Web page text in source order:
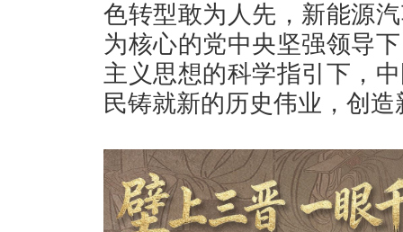
色转型敢为人先，新能源
为核心的党中央坚强领导
主义思想的科学指引下，
民铸就新的历史伟业，创